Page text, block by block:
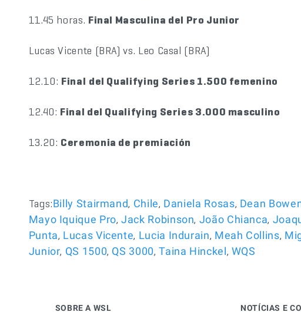
11.45 horas. Final Masculina del Pro Junior
Lucas Vicente (BRA) vs. Leo Casal (BRA)
12.10: Final del Qualifying Series 1.500 femenino
12.40: Final del Qualifying Series 3.000 masculino
13.20: Ceremonia de premiación
Tags:Billy Stairmand, Chile, Daniela Rosas, Dean
Mayo Iquique Pro,Jack Robinson, João Chianca,
Punta, Lucas Vicente, Lucia Indurain, Meah Collins,
Junior, QS 1500, QS 3000,Taina Hinckel, WQS
SOBRE A WSL NOTÍCIAS E